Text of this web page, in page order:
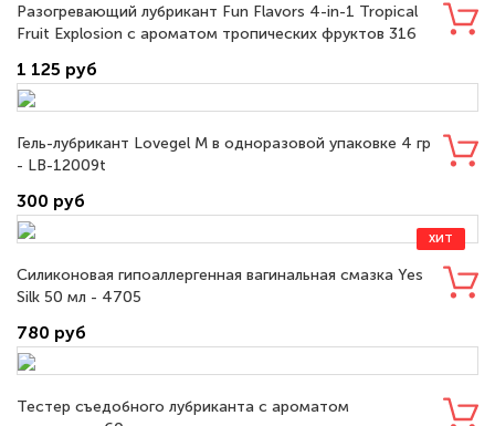
Разогревающий лубрикант Fun Flavors 4-in-1 Tropical
Fruit Explosion с ароматом тропических фруктов 316
1 125 руб
Гель-лубрикант Lovegel M в одноразовой упаковке 4 гр
- LB-12009t
300 руб
ХИТ
Силиконовая гипоаллергенная вагинальная смазка Yes
Silk 50 мл - 4705
780 руб
Тестер съедобного лубриканта с ароматом